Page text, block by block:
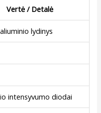
Vertė / Detalė
lydinys
intensyvumo diodai